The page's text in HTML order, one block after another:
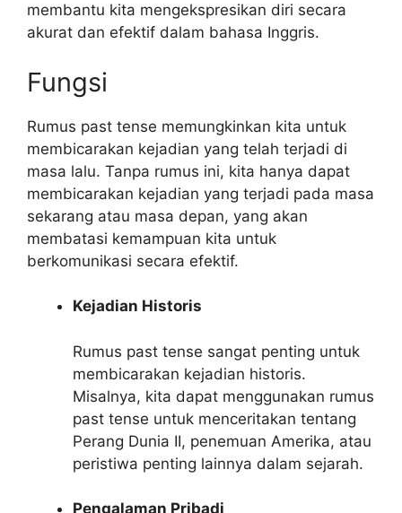
membantu kita mengekspresikan diri secara
akurat dan efektif dalam bahasa Inggris.
Fungsi
Rumus past tense memungkinkan kita untuk
membicarakan kejadian yang telah terjadi di
masa lalu. Tanpa rumus ini, kita hanya dapat
membicarakan kejadian yang terjadi pada masa
sekarang atau masa depan, yang akan
membatasi kemampuan kita untuk
berkomunikasi secara efektif.
Kejadian Historis
Rumus past tense sangat penting untuk
membicarakan kejadian historis.
Misalnya, kita dapat menggunakan rumus
past tense untuk menceritakan tentang
Perang Dunia II, penemuan Amerika, atau
peristiwa penting lainnya dalam sejarah.
Pengalaman Pribadi